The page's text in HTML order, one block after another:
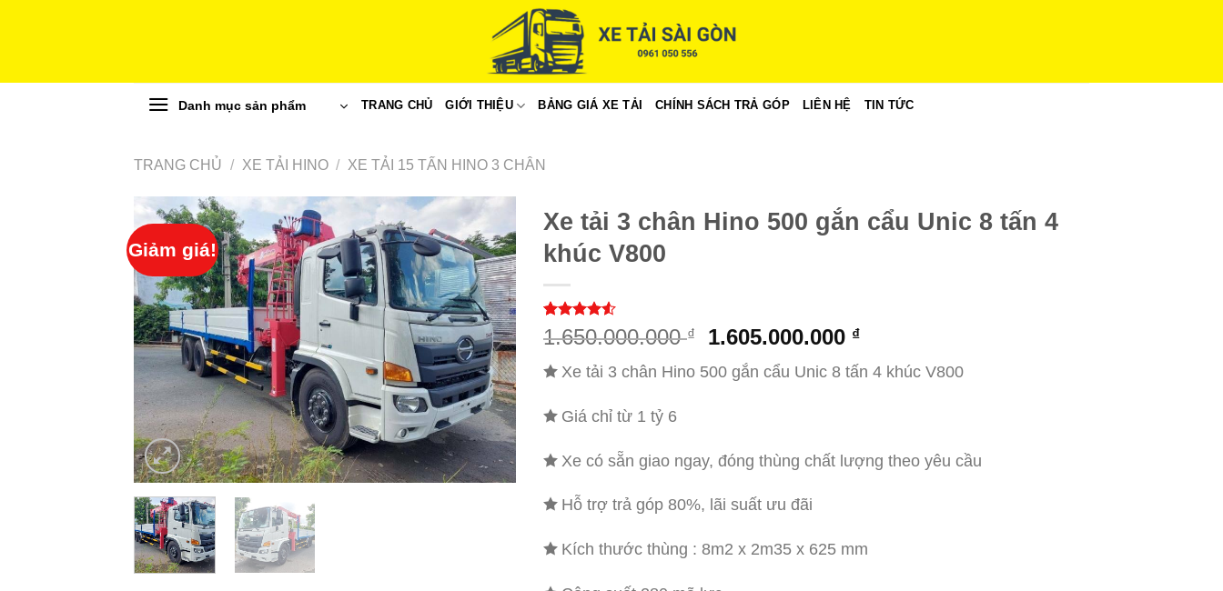
Danh mục sản phẩm TRANG CHỦ GIỚI THIỆU BẢNG GIÁ XE TẢI CHÍNH SÁCH TRẢ GÓP LIÊN HỆ TIN TỨC
TRANG CHỦ / XE TẢI HINO / XE TẢI 15 TẤN HINO 3 CHÂN
Giảm giá!
Xe tải 3 chân Hino 500 gắn cẩu Unic 8 tấn 4
khúc V800
4.50trên
5 dựa trên
20
1.650.000.000₫
Giá
gốc
là:
1.605.000.000 ₫Giá
tại
Xe tải 3 chân Hino 500 gắn cẩu Unic 8 tấn 4 khúc V800
Giá chỉ từ 1 tỷ 6
Xe có sẵn giao ngay, đóng thùng chất lượng theo yêu cầu
Hỗ trợ trả góp 80%, lãi suất ưu đãi
Kích thước thùng : 8m2 x 2m35 x 625 mm